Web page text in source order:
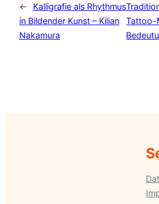
←
Kalligrafie als Rhythmus
in Bildender Kunst – Kilian
Nakamura
Tattoo-